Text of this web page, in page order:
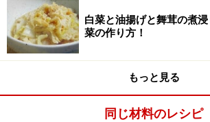
白菜と油揚げと舞茸の煮
菜の作り方！
もっと見る
同じ材料のレシピ